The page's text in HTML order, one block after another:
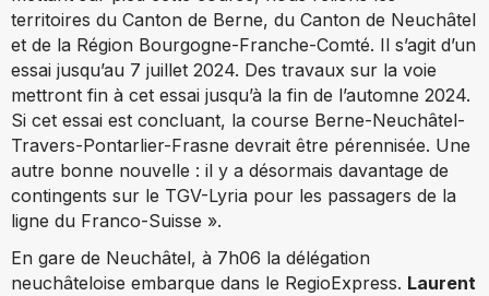
territoires du Canton de Berne, du Canton de Neuchâtel
et de la Région Bourgogne-Franche-Comté. Il s’agit d’un
essai jusqu’au 7 juillet 2024. Des travaux sur la voie
mettront fin à cet essai jusqu’à la fin de l’automne 2024.
Si cet essai est concluant, la course Berne-Neuchâtel-
Travers-Pontarlier-Frasne devrait être pérennisée. Une
autre bonne nouvelle : il y a désormais davantage de
contingents sur le TGV-Lyria pour les passagers de la
ligne du Franco-Suisse ».
En gare de Neuchâtel, à 7h06 la délégation
neuchâteloise embarque dans le RegioExpress. Laurent